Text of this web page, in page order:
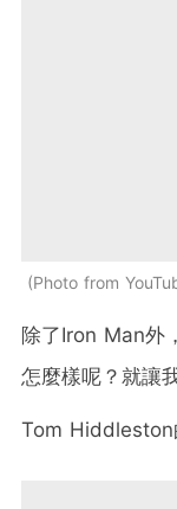
Photo from
除了Iron Man外
怎麼樣呢？就讓
Tom Hiddleston